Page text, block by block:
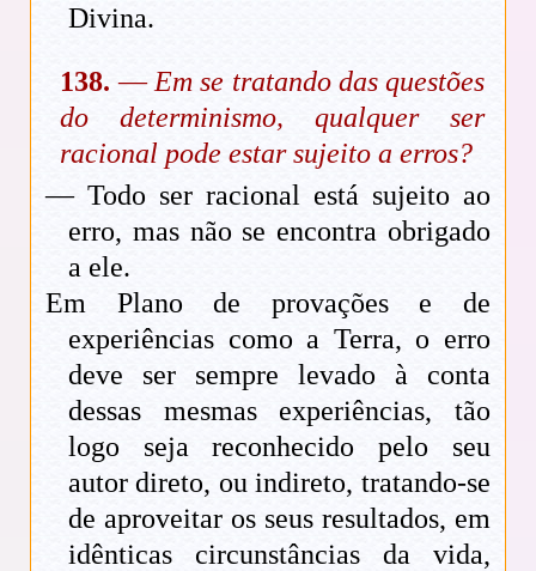
Divina.
138. — Em se tratando das questões
do determinismo, qualquer ser
racional pode estar sujeito a erros?
— Todo ser racional está sujeito ao
erro, mas não se encontra obrigado
a ele.
Em Plano de provações e de
experiências como a Terra, o erro
deve ser sempre levado à conta
dessas mesmas experiências, tão
logo seja reconhecido pelo seu
autor direto, ou indireto, tratando-se
de aproveitar os seus resultados, em
idênticas circunstâncias da vida,